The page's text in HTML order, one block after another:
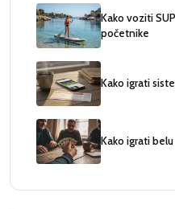
Kako voziti
početnike
Kako igrati
Kako igrati belu